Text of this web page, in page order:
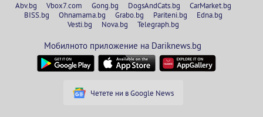
Abv.bg Vbox7.com Gong.bg DogsAndCats.bg
CarMarket.bg
BISS.bg
Ohnamama.bg Grabo.bg Pariteni.bg
Edna.bg
Vesti.bg
Nova.bg Telegraph.bg
Мобилното приложение на Dariknews.bg
Четете ни в Google News